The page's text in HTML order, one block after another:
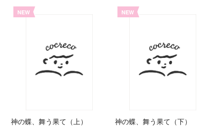
NEW
神の蝶、舞う果て（上）
NEW
神の蝶、舞う果て（下）